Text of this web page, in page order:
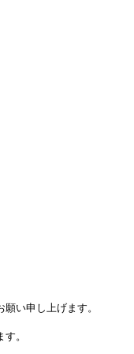
い申し上げます。
。